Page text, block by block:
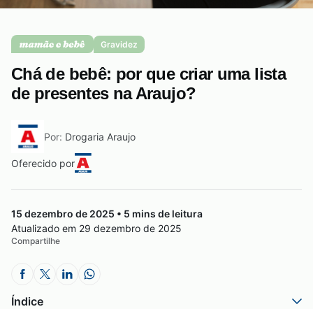
Gravidez
Chá de bebê: por que criar uma lista
de presentes na Araujo?
Por: Drogaria Araujo
Oferecido por
15 dezembro de 2025 • 5 mins de leitura
Atualizado em 29 dezembro de 2025
Compartilhe
Índice